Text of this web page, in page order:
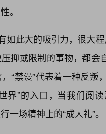
。
如此大的吸引力，很大
抑或限制的事物，都会
“禁漫”代表着一种反
界”的入口，当我们阅
一场精神上的“成人礼”。